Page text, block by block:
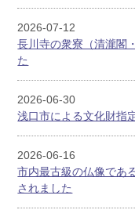
2026-07-12
長川寺の衆寮（清瀧閣
た
2026-06-30
浅口市による文化財指
2026-06-16
市内最古級の仏像であ
されました